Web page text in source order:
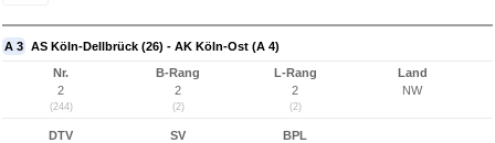
A 3 AS Köln-Dellbrück (26) - AK Köln-Ost (A 4)
Nr.
2
(244)
B-Rang
2
(2)
L-Rang
2
(2)
Land
NW
DTV
SV
BPL